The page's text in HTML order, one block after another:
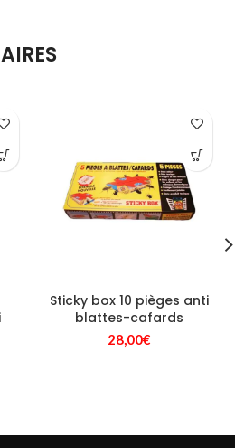
Sticky box 10 pièges anti
blattes-cafards
28,00€